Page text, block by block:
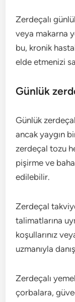
Zerdeçalı
veya makarna
bu, kronik
elde etmenizi
Günlük
Günlük
ancak yaygın
zerdeçal tozu
pişirme ve
edilebilir.
Zerdeçal
talimatlarına
koşullarınız
uzmanıyla
Zerdeçalı
çorbalara,